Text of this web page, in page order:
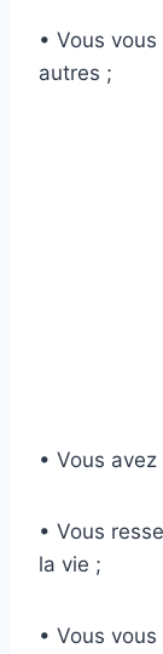
• Vous
autres ;
• Vous avez
• Vous
la vie ;
• Vous